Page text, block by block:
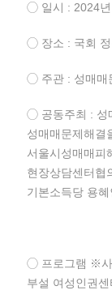
◯ 일시 : 2024년
◯ 장소 : 국회
◯ 주관 : 성매매
◯ 공동주최 : 성
성매매문제해결
서울시성매매피
현장상담센터협
기본소득당 용혜
◯ 프로그램 ※사
부설 여성인권